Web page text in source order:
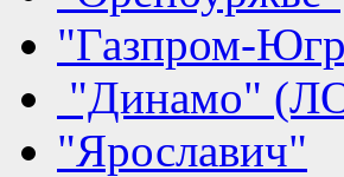
"Газпром-
"Динамо"
"Ярославич"